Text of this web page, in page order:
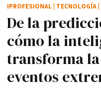
De la
cómo la
transforma
eventos
IPROFESIONAL TECNOLOGÍA